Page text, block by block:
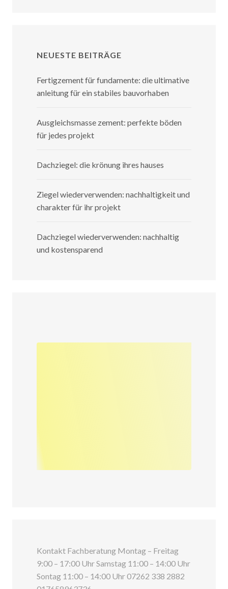
NEUESTE BEITRÄGE
Fertigzement für fundamente: die ultimative
anleitung für ein stabiles bauvorhaben
Ausgleichsmasse zement: perfekte böden
für jedes projekt
Dachziegel: die krönung ihres hauses
Ziegel wiederverwenden: nachhaltigkeit und
charakter für ihr projekt
Dachziegel wiederverwenden: nachhaltig
und kostensparend
Kontakt Fachberatung Montag – Freitag
9:00 – 17:00 Uhr Samstag 11:00 – 14:00 Uhr
Sontag 11:00 – 14:00 Uhr 07262 338 2882